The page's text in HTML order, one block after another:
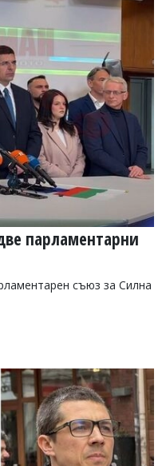
парламентарни
съюз за Силна